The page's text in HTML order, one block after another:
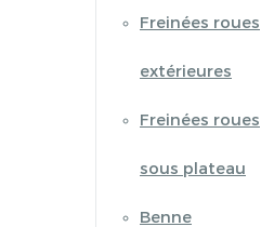
Freinées roues
extérieures
Freinées roues
sous plateau
Benne